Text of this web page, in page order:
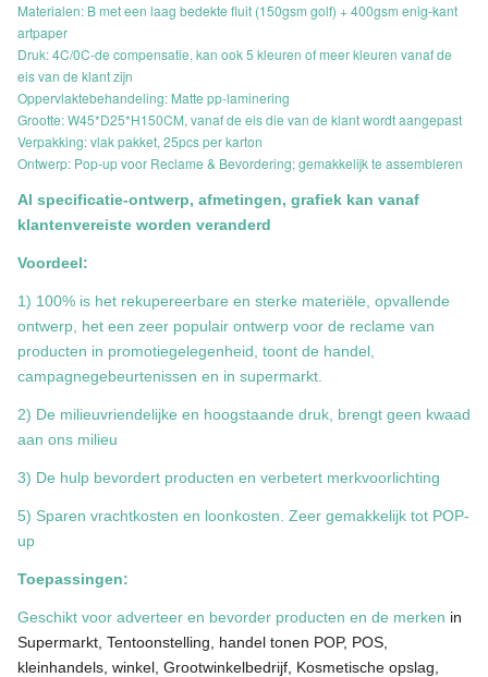
Materialen: B met een laag bedekte fluit (150gsm golf) + 400gsm enig-kant
artpaper
Druk: 4C/0C-de compensatie, kan ook 5 kleuren of meer kleuren vanaf de
eis van de klant zijn
Oppervlaktebehandeling: Matte pp-laminering
Grootte: W45*D25*H150CM, vanaf de eis die van de klant wordt aangepast
Verpakking: vlak pakket, 25pcs per karton
Ontwerp: Pop-up voor Reclame & Bevordering; gemakkelijk te assembleren
Al specificatie-ontwerp, afmetingen, grafiek kan vanaf
klantenvereiste worden veranderd
Voordeel:
1) 100% is het rekupereerbare en sterke materiële, opvallende
ontwerp, het een zeer populair ontwerp voor de reclame van
producten in promotiegelegenheid, toont de handel,
campagnegebeurtenissen en in supermarkt.
2) De milieuvriendelijke en hoogstaande druk, brengt geen kwaad
aan ons milieu
3) De hulp bevordert producten en verbetert merkvoorlichting
5) Sparen vrachtkosten en loonkosten. Zeer gemakkelijk tot POP-
up
Toepassingen:
Geschikt voor adverteer en bevorder producten en de merken in
Supermarkt, Tentoonstelling, handel tonen POP, POS,
kleinhandels, winkel, Grootwinkelbedrijf, Kosmetische opslag,